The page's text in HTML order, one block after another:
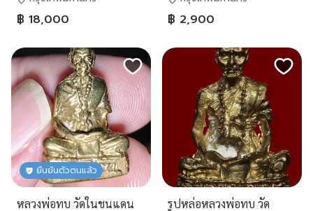
฿ 18,000 ฿ 2,900
ยืนยันตัวตนแล้ว
หลวงพ่อทบ วัดในชนแดน
รูปหล่อหลวงพ่อทบ วัด